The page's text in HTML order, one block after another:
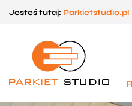
do menu
głównego
do
menu
w
stopce
Jesteś tutaj: Parkietstudio.pl